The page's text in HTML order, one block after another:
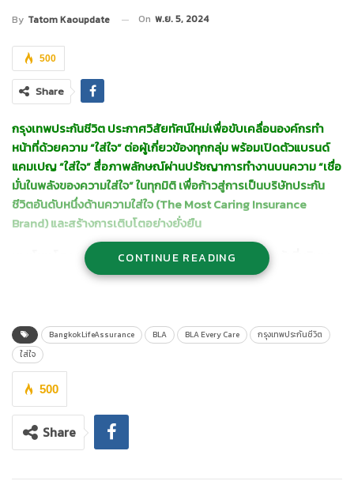
By Tatom Kaoupdate On พ.ย. 5, 2024
500
Share
กรุงเทพประกันชีวิต ประกาศวิสัยทัศน์ใหม่เพื่อขับเคลื่อนองค์กรทำ
หน้าที่ด้วยความ “ใส่ใจ” ต่อผู้เกี่ยวข้องทุกกลุ่ม พร้อมเปิดตัวแบรนด์
แคมเปญ “ใส่ใจ” สื่อภาพลักษณ์ผ่านปรัชญาการทำงานบนความ “เชื่อ
มั่นในพลังของความใส่ใจ” ในทุกมิติ เพื่อก้าวสู่การเป็นบริษัทประกัน
ชีวิตอันดับหนึ่งด้านความใส่ใจ (The Most Caring Insurance
Brand) และสร้างการเติบโตอย่างยั่งยืน
นายโชน โสภณพนิช กรรมการผู้จัดการใหญ่และประธานเจ้าที่บริหาร
บริษัท กรุงเทพประกันชีวิต จำกัด (มหาชน)เปิดเผยถึงเป้าหมายในการ
พื้นฐานของการใส่ใจมาอย่างยาวนาน และถือเป็นจุดแข็งขององค์กร
หลายปีที่ผ่านมาบริษัทได้นำแนวทางการทำงานอย่างใส่ใจมาใช้ในด้าน
ต่างๆ ตั้งแต่ผลิตภัณฑ์ประกันชีวิต ประกันสุขภาพ บุคคลากรของ
บริษัทรวมถึงตัวแทนประกันชีวิตและที่ปรึกษาทางการเงิน และบริการ
เสริม BLA Every Care ที่ตอบโจทย์ความใส่ใจลูกค้าแบบครบวงจร ซึ่ง
จากการสำรวจกลุ่มลูกค้า พบว่า เมื่อนึกถึงกรุงเทพประกันชีวิต ลูกค้า
ต่างพูดถึงเรื่องความใส่ใจมาเป็นอันดับต้น ๆ
CONTINUE READING
BangkokLifeAssurance BLA BLA Every Care
กรุงเทพประกันชีวิต
ใส่ใจ
500
Share